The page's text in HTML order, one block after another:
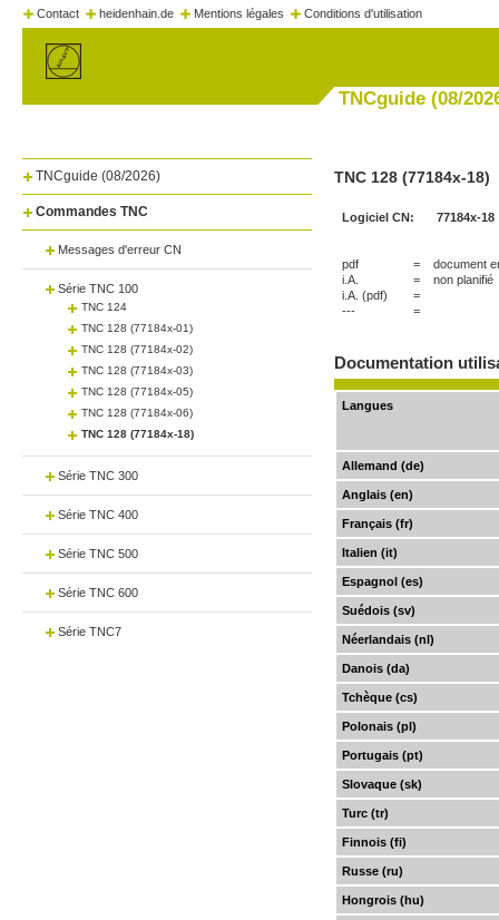
Contact heidenhain.de Mentions légales Conditions d'utilisation
TNCguide (08/
TNCguide (08/2026)
Commandes TNC
Messages d'erreur CN
Série TNC 100
TNC 124
TNC 128 (77184x-01)
TNC 128 (77184x-02)
TNC 128 (77184x-03)
TNC 128 (77184x-05)
TNC 128 (77184x-06)
TNC 128 (77184x-18)
Série TNC 300
Série TNC 400
Série TNC 500
Série TNC 600
Série TNC7
TNC 128 (77184x-18)
Logiciel CN: 77184x-18
pdf
i.A.
i.A. (pdf)
---
=
=
=
=
document
non planifié
Documentation
Langues
Allemand (de)
Anglais (en)
Français (fr)
Italien (it)
Espagnol (es)
Suédois (sv)
Néerlandais (nl)
Danois (da)
Tchèque (cs)
Polonais (pl)
Portugais (pt)
Slovaque (sk)
Turc (tr)
Finnois (fi)
Russe (ru)
Hongrois (hu)